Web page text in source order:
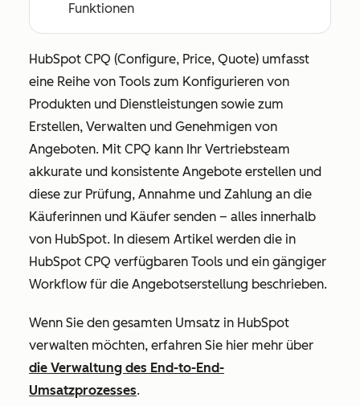
Funktionen
HubSpot CPQ (Configure, Price, Quote) umfasst
eine Reihe von Tools zum Konfigurieren von
Produkten und Dienstleistungen sowie zum
Erstellen, Verwalten und Genehmigen von
Angeboten. Mit CPQ kann Ihr Vertriebsteam
akkurate und konsistente Angebote erstellen und
diese zur Prüfung, Annahme und Zahlung an die
Käuferinnen und Käufer senden – alles innerhalb
von HubSpot. In diesem Artikel werden die in
HubSpot CPQ verfügbaren Tools und ein gängiger
Workflow für die Angebotserstellung beschrieben.
Wenn Sie den gesamten Umsatz in HubSpot
verwalten möchten, erfahren Sie hier mehr über
die Verwaltung des End-to-End-
Umsatzprozesses.